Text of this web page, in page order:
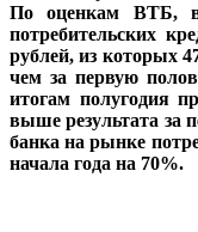
По оценкам ВТБ, в
потребительских
рублей, из которых
чем за первую
итогам полугодия
выше результата за
банка на рынке
начала года на 70%.